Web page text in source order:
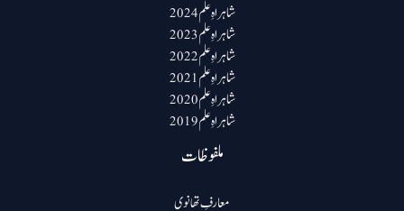
شاہراہِ علم 2024
شاہراہِ علم 2023
شاہراہِ علم 2022
شاہراہِ علم 2021
شاہراہِ علم 2020
شاہراہِ علم 2019
ملفوظات
معارفِ تھانوی